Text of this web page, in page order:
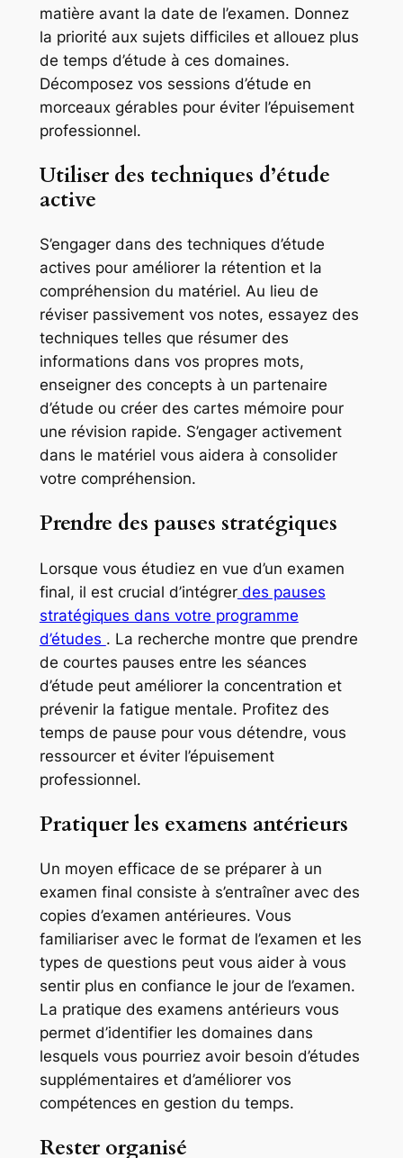
matière avant la date de l’examen. Donnez
la priorité aux sujets difficiles et allouez plus
de temps d’étude à ces domaines.
Décomposez vos sessions d’étude en
morceaux gérables pour éviter l’épuisement
professionnel.
Utiliser des techniques d’étude
active
S’engager dans des techniques d’étude
actives pour améliorer la rétention et la
compréhension du matériel. Au lieu de
réviser passivement vos notes, essayez des
techniques telles que résumer des
informations dans vos propres mots,
enseigner des concepts à un partenaire
d’étude ou créer des cartes mémoire pour
une révision rapide. S’engager activement
dans le matériel vous aidera à consolider
votre compréhension.
Prendre des pauses stratégiques
Lorsque vous étudiez en vue d’un examen
final, il est crucial d’intégrerdes pauses
stratégiques dans votre programme
d’études . La recherche montre que prendre
de courtes pauses entre les séances
d’étude peut améliorer la concentration et
prévenir la fatigue mentale. Profitez des
temps de pause pour vous détendre, vous
ressourcer et éviter l’épuisement
professionnel.
Pratiquer les examens antérieurs
Un moyen efficace de se préparer à un
examen final consiste à s’entraîner avec des
copies d’examen antérieures. Vous
familiariser avec le format de l’examen et les
types de questions peut vous aider à vous
sentir plus en confiance le jour de l’examen.
La pratique des examens antérieurs vous
permet d’identifier les domaines dans
lesquels vous pourriez avoir besoin d’études
supplémentaires et d’améliorer vos
compétences en gestion du temps.
Rester organisé